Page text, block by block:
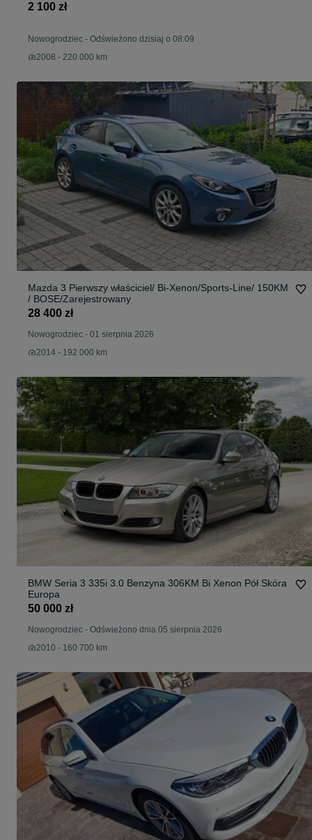
2 100 zł
Nowogrodziec - Odświeżono dzisiaj o 08:09
2008 - 220 000 km
Mazda 3 Pierwszy właściciel/ Bi-Xenon/Sports-Line/ 150KM
/ BOSE/Zarejestrowany
28 400 zł
Nowogrodziec - 01 sierpnia 2026
2014 - 192 000 km
BMW Seria 3 335i 3.0 Benzyna 306KM Bi Xenon Pół Skóra
Europa
50 000 zł
Nowogrodziec - Odświeżono dnia 05 sierpnia 2026
2010 - 160 700 km